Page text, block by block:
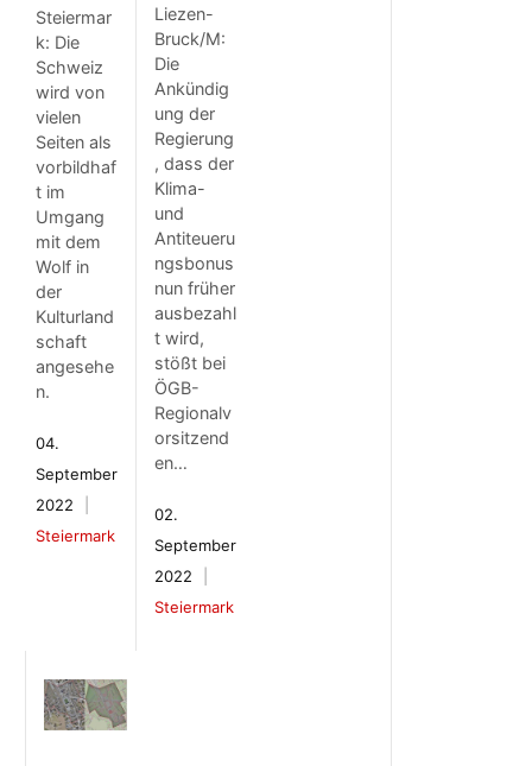
Steiermar
k: Die
Schweiz
wird von
vielen
Seiten als
vorbildhaf
t im
Umgang
mit dem
Wolf in
der
Kulturland
schaft
angesehe
n.
04.
September
2022
Steiermark
Liezen-
Bruck/M:
Die
Ankündig
ung der
Regierung
, dass der
Klima-
und
Antiteueru
ngsbonus
nun früher
ausbezahl
t wird,
stößt bei
ÖGB-
Regionalv
orsitzend
en…
02.
September
2022
Steiermark